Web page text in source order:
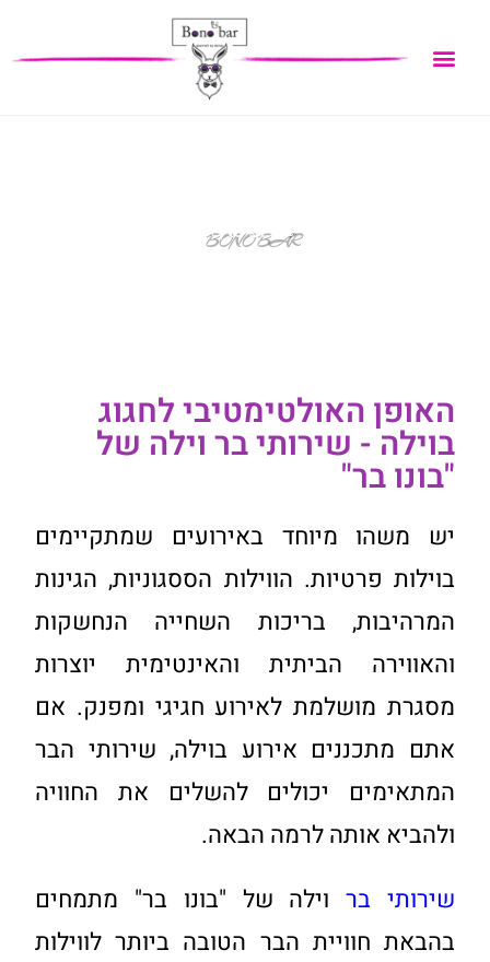
BONO BAR
האופן האולטימטיבי לחגוג
בוילה - שירותי בר וילה של
"בונו בר"
יש משהו מיוחד באירועים שמתקיימים
בוילות פרטיות. הווילות הססגוניות, הגינות
המרהיבות, בריכות השחייה הנחשקות
והאווירה הביתית והאינטימית יוצרות
מסגרת מושלמת לאירוע חגיגי ומפנק. אם
אתם מתכננים אירוע בוילה, שירותי הבר
המתאימים יכולים להשלים את החוויה
ולהביא אותה לרמה הבאה.
שירותי בר וילה של "בונו בר" מתמחים
בהבאת חוויית הבר הטובה ביותר לווילות